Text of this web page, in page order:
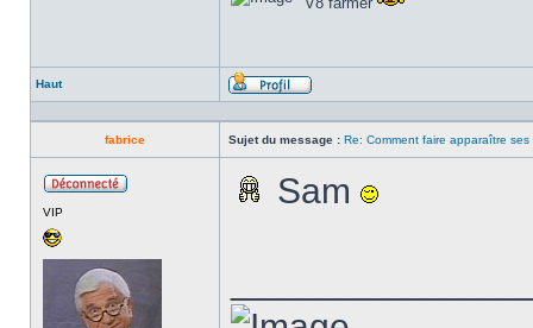
Haut
Profil
fabrice Sujet du message : Re: Comment faire apparaître ses
VIP
Sam